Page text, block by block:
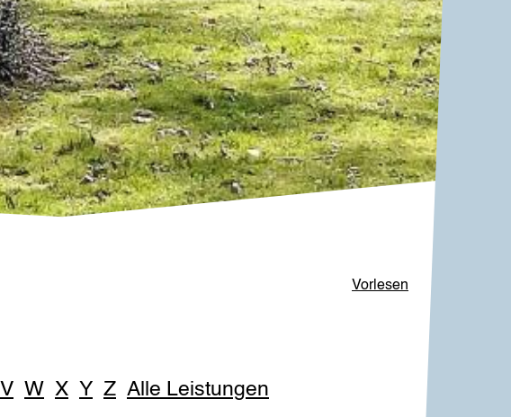
Vorlesen
V W X Y Z Alle Leistungen